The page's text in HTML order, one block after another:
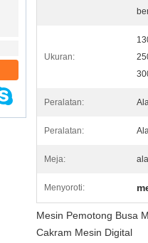
Ukuran:
Peralatan:
Peralatan:
Meja:
Menyoroti:
Mesin Pemotong Busa
Cakram Mesin Digital